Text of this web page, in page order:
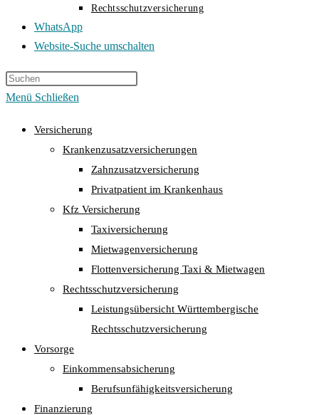
Rechtsschutzversicherung
WhatsApp
Website-Suche umschalten
Menü Schließen
Versicherung
Krankenzusatzversicherungen
Zahnzusatzversicherung
Privatpatient im Krankenhaus
Kfz Versicherung
Taxiversicherung
Mietwagenversicherung
Flottenversicherung Taxi & Mietwagen
Rechtsschutzversicherung
Leistungsübersicht Württembergische
Rechtsschutzversicherung
Vorsorge
Einkommensabsicherung
Berufsunfähigkeitsversicherung
Finanzierung